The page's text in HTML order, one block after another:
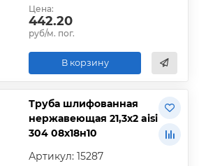
Цена:
442.20
руб/м. пог.
В корзину
Труба шлифованная
нержавеющая 21,3х2 aisi
304 08х18н10
Артикул: 15287